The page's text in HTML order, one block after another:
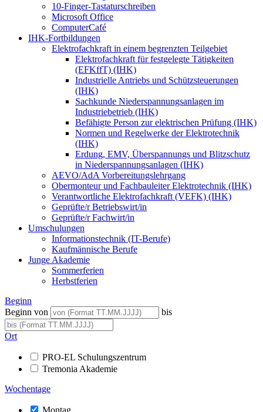
10-Finger-Tastaturschreiben
Microsoft Office
ComputerCafé
IHK-Fortbildungen
Elektrofachkraft in einem begrenzten Teilgebiet
Elektrofachkraft für festgelegte Tätigkeiten
(EFKffT) (IHK)
Industrielle Antriebs und Schützsteuerungen
(IHK)
Sachkunde Niederspannungsanlagen im
Industriebetrieb (IHK)
Befähigte Person zur elektrischen Prüfung (IHK)
Normen und Regelwerke der Elektrotechnik
(IHK)
Erdung, EMV, Überspannungs und Blitzschutz
in Niederspannungsanlagen (IHK)
AEVO/AdA Vorbereitungslehrgang
Obermonteur und Fachbauleiter Elektrotechnik (IHK)
Verantwortliche Elektrofachkraft (VEFK) (IHK)
Geprüfte/r Betriebswirt/in
Geprüfte/r Fachwirt/in
Umschulungen
Informationstechnik (IT-Berufe)
Kaufmännische Berufe
Junge Akademie
Sommerferien
Herbstferien
Beginn
Beginn von
bis
Ort
PRO-EL Schulungszentrum
Tremonia Akademie
Wochentage
Montag